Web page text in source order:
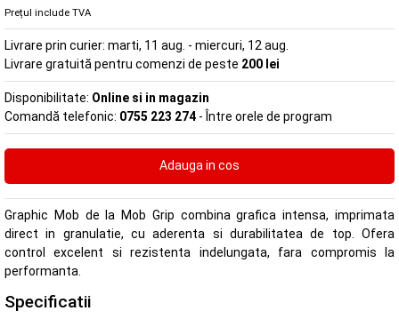
Prețul include TVA
Livrare prin curier: marti, 11 aug. - miercuri, 12 aug.
Livrare gratuită pentru comenzi de peste 200 lei
Disponibilitate: Online si in magazin
Comandă telefonic: 0755 223 274 - Între orele de program
Graphic Mob de la Mob Grip combina grafica intensa, imprimata
direct in granulatie, cu aderenta si durabilitatea de top. Ofera
control excelent si rezistenta indelungata, fara compromis la
performanta.
Specificatii